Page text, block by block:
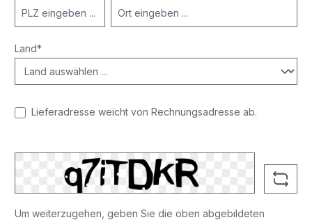
Land*
Lieferadresse weicht von Rechnungsadresse ab.
Um weiterzugehen, geben Sie die oben abgebildeten